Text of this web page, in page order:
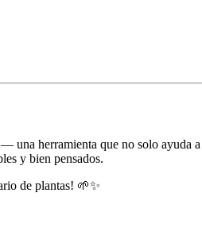
una herramienta que no solo ayuda
y bien pensados.
de plantas! 🌱✨